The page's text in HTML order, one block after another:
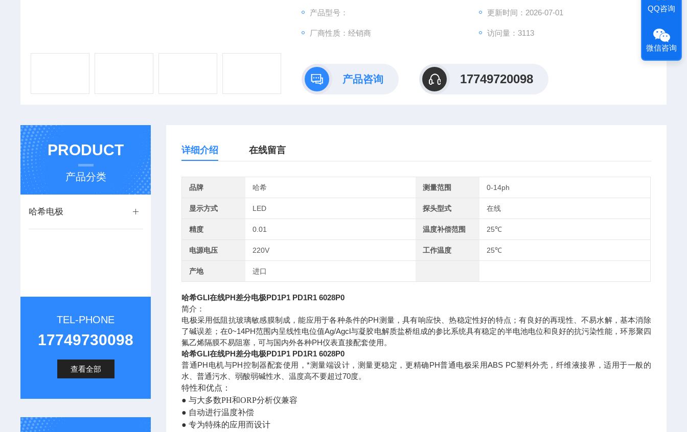
产品型号： 更新时间：2026-07-01
厂商性质：经销商 访问量：3113
产品咨询 17749720098
PRODUCT
产品分类
哈希电极
TEL-PHONE
17749730098
查看全部
详细介绍 在线留言
品牌 哈希 测量范围 0-14ph
显示方式 LED 探头型式 在线
精度 0.01 温度补偿范围 25℃
电源电压 220V 工作温度 25℃
产地 进口
哈希GLI在线PH差分电极PD1P1 PD1R1 6028P0
简介：
电极采用低阻抗玻璃敏感膜制成，能应用于各种条件的PH测量，具有响应快、热稳定性好的特点；有良好的再现性、不易水解，基本消除
了碱误差；在0~14PH范围内呈线性电位值Ag/Agcl与凝胶电解质盐桥组成的参比系统具有稳定的半电池电位和良好的抗污染性能，环形聚四
氟乙烯隔膜不易阻塞，可与国内外各种PH仪表直接配套使用。
哈希GLI在线PH差分电极PD1P1 PD1R1 6028P0
普通PH电机与PH控制器配套使用，*测量端设计，测量更稳定，更精确PH普通电极采用ABS PC塑料外壳，纤维液接界，适用于一般的
水、普通污水、弱酸弱碱性水、温度高不要超过70度。
特性和优点：
● 与大多数PH和ORP分析仪兼容
● 自动进行温度补偿
● 专为特殊的应用而设计
QQ咨询
微信咨询